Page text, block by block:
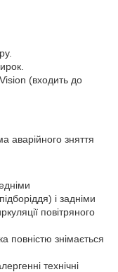
(входить до
аварійного зняття
і задніми
повітряного
повністю знімається
технічні